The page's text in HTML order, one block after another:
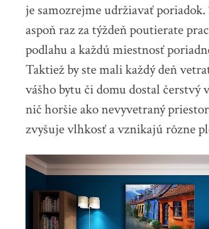
je samozrejme udržiavať poriadok.
aspoň raz za týždeň poutierate
podlahu a každú miestnosť
Taktiež by ste mali každý deň
vášho bytu či domu dostal čerstvý
nič horšie ako nevyvetraný
zvyšuje vlhkosť a vznikajú rôzne